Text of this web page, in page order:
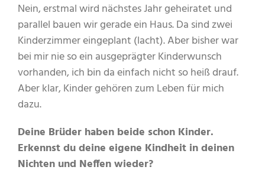
Nein, erstmal wird nächstes Jahr geheiratet und
parallel bauen wir gerade ein Haus. Da sind zwei
Kinderzimmer eingeplant (lacht). Aber bisher war
bei mir nie so ein ausgeprägter Kinderwunsch
vorhanden, ich bin da einfach nicht so heiß drauf.
Aber klar, Kinder gehören zum Leben für mich
dazu.
Deine Brüder haben beide schon Kinder.
Erkennst du deine eigene Kindheit in deinen
Nichten und Neffen wieder?